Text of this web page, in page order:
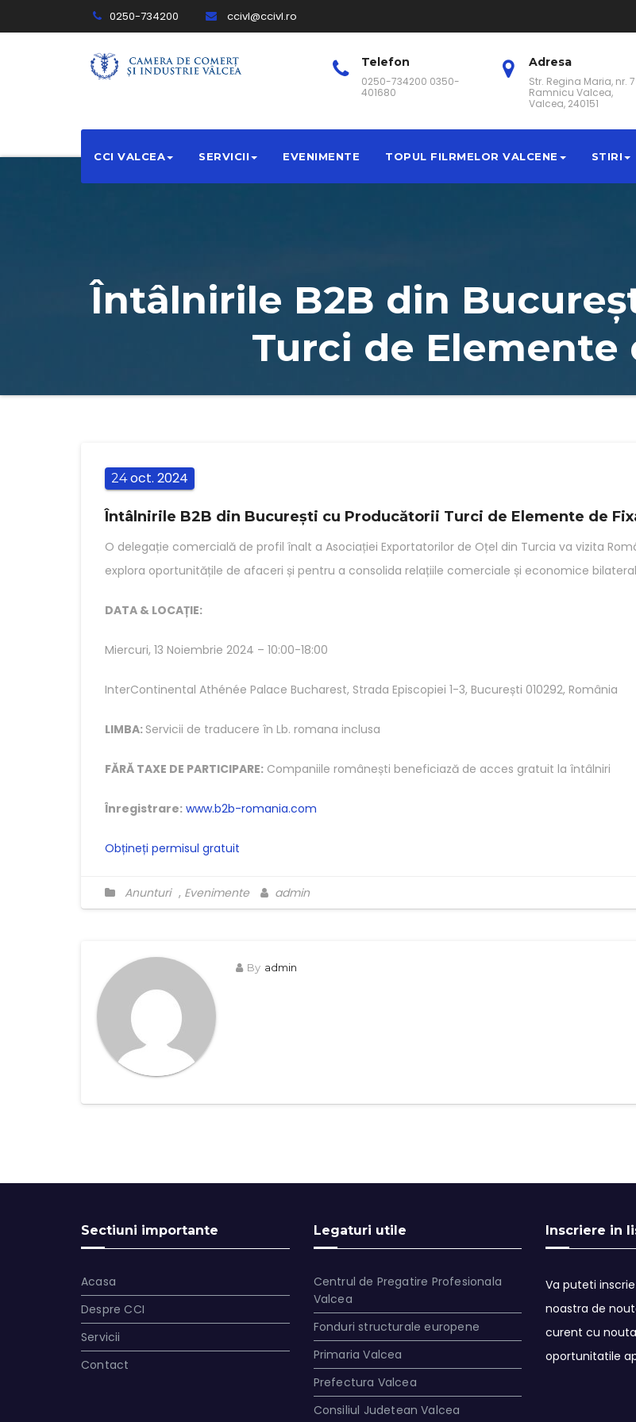
0250-734200 ccivl@ccivl.ro
Telefon
0250-734200 0350-
401680
Adresa
Str. Regina Maria, nr. 7
Ramnicu Valcea,
Valcea, 240151
CCI VALCEA SERVICII EVENIMENTE TOPUL FILRMELOR VALCENE STIRI
Întâlnirile B2B din
Turci de Elemente
24oct. 2024
Întâlnirile B2B din București cu Producătorii Turci de Elemente de
O delegație comercială de profil înalt a Asociației Exportatorilor de Oțel din Turcia va vizita
explora oportunitățile de afaceri și pentru a consolida relațiile comerciale și economice
DATA & LOCAȚIE:
Miercuri, 13 Noiembrie 2024 – 10:00-18:00
InterContinental Athénée Palace Bucharest, Strada Episcopiei 1-3, București 010292, România
LIMBA: Servicii de traducere în Lb. romana inclusa
FĂRĂ TAXE DE PARTICIPARE: Companiile românești beneficiază de acces gratuit la întâlniri
Înregistrare: www.b2b-romania.com
Obțineți permisul gratuit
Anunturi , Evenimente admin
By admin
Sectiuni importante
Acasa
Despre CCI
Servicii
Contact
Legaturi utile
Centrul de Pregatire Profesionala
Valcea
Fonduri structurale europene
Primaria Valcea
Prefectura Valcea
Consiliul Judetean Valcea
Inscriere in
Va puteti
noastra de
curent cu
oportunitatile